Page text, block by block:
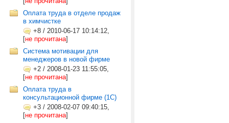
Оплата труда в отделе продаж
в химчистке
+8 / 2010-06-17 10:14:12,
[не прочитана]
Система мотивации для
менеджеров в новой фирме
+2 / 2008-01-23 11:55:05,
[не прочитана]
Оплата труда в
консультационной фирме (1C)
+3 / 2008-02-07 09:40:15,
[не прочитана]